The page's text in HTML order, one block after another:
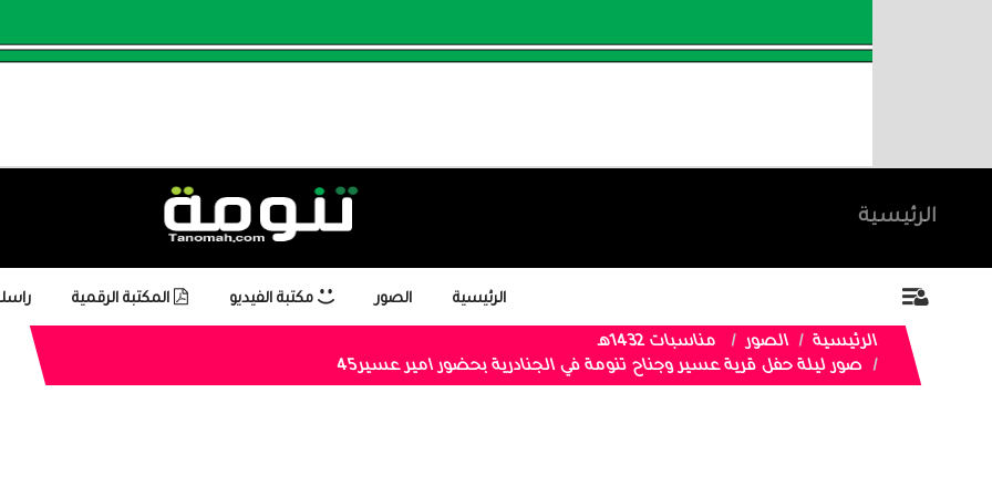
الرئيسية
الرئيسية الصور مكتبة الفيديو المكتبة الرقمية
الرئيسية الصور
مناسبات 1432هـ
صور ليلة حفل قرية عسير وجناح تنومة في الجنادرية بحضور امير عسير45